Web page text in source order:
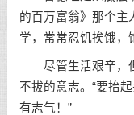
的百万富翁》那个主
学，常常忍饥挨饿，
尽管生活艰辛，但
不拔的意志。“要抬
有志气！”